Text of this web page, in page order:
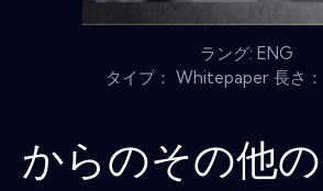
ラング: ENG
タイプ： Whitepaper 長さ
からのその他